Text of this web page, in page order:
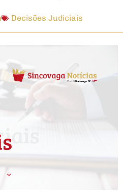
Decisões Judiciais